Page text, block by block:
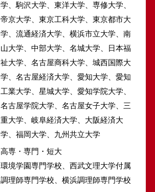
学、駒沢大学、東洋大学、専修大学、
帝京大学、東京工科大学、東京都市大
学、流通経済大学、横浜市立大学、南
山大学、中部大学、名城大学、日本福
祉大学、名古屋商科大学、城西国際大
学、名古屋経済大学、愛知大学、愛知
工業大学、星城大学、愛知学院大学、
名古屋学院大学、名古屋女子大学、三
重大学、岐阜経済大学、大阪経済大
学、福岡大学、九州共立大学
高専・専門・短大
環境学園専門学校、西武文理大学付属
調理師専門学校、横浜調理師専門学校